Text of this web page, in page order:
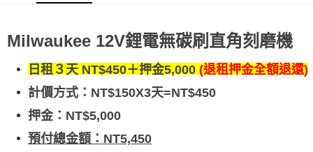
Milwaukee 12V鋰電無碳刷直角刻磨機
日租３天 NT$450＋押金5,000 (退租押金全額退還)
計價方式： NT$150X3天=NT$450
押金：NT$5,000
預付總金額：NT5,450